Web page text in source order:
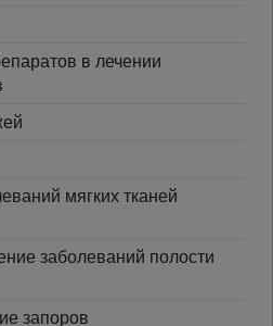
в лечении
мягких тканей
заболеваний полости
запоров